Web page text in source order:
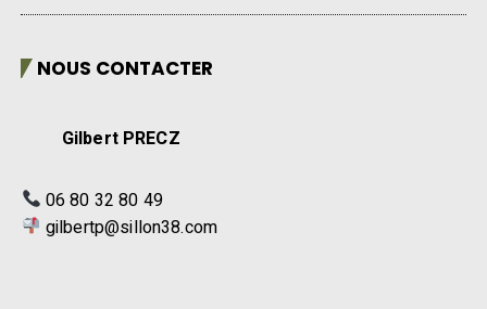
NOUS CONTACTER
Gilbert PRECZ
06 80 32 80 49
gilbertp@sillon38.com